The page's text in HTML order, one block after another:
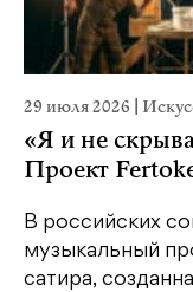
29 июля 2026
«Я и не
Проект
В российских
музыкальный
сатира,